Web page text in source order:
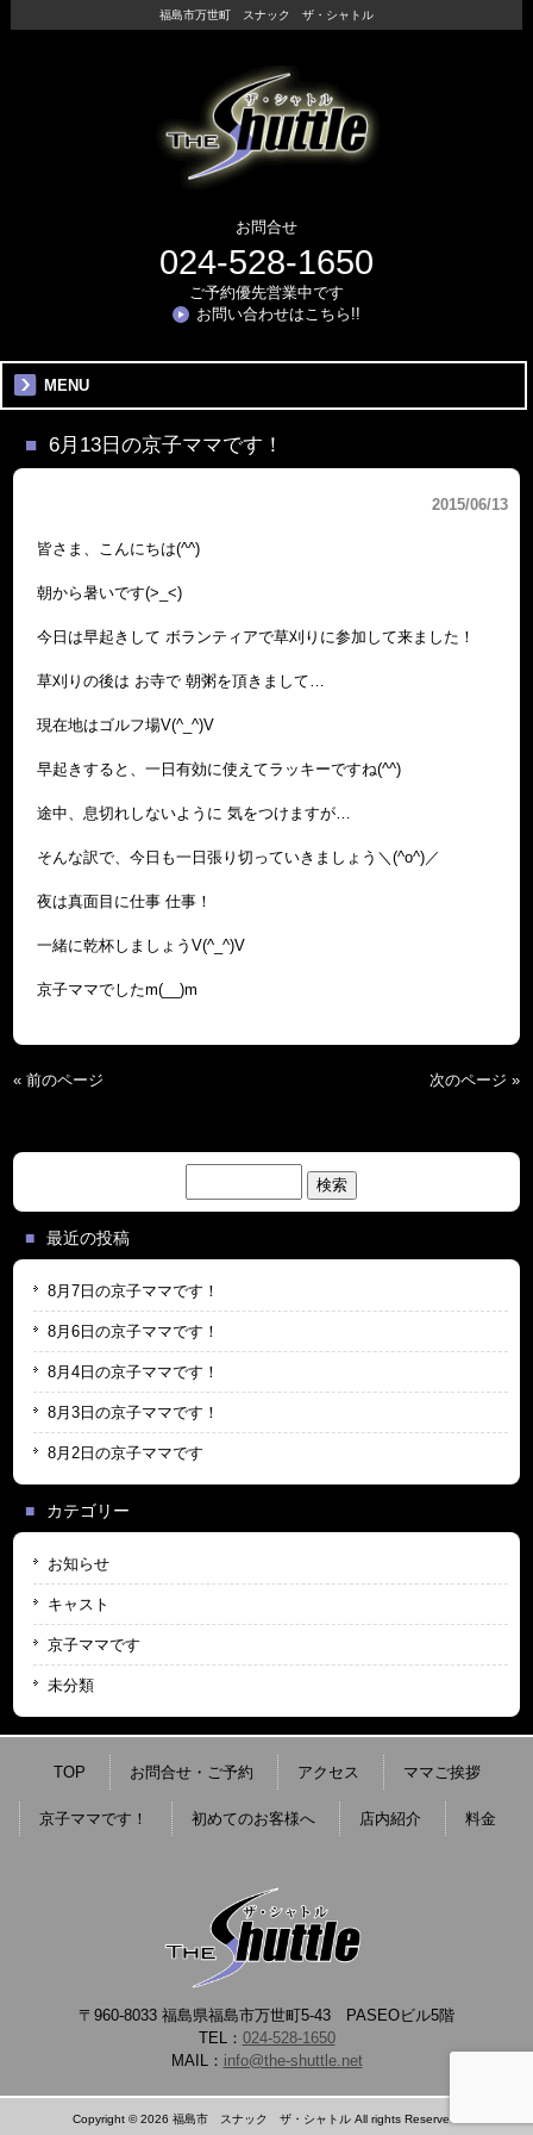
福島市万世町 スナック ザ・シャトル
お問合せ
024-528-1650
ご予約優先営業中です
お問い合わせはこちら!!
MENU
6月13日の京子ママです！
2015/06/13
皆さま、こんにちは(^^)
朝から暑いです(>_<)
今日は早起きして ボランティアで草刈りに参加して来ました！
草刈りの後は お寺で 朝粥を頂きまして…
現在地はゴルフ場V(^_^)V
早起きすると、一日有効に使えてラッキーですね(^^)
途中、息切れしないように 気をつけますが…
そんな訳で、今日も一日張り切っていきましょう＼(^o^)／
夜は真面目に仕事 仕事！
一緒に乾杯しましょうV(^_^)V
京子ママでしたm(__)m
« 前のページ 次のページ »
索:
最近の投稿
8月7日の京子ママです！
8月6日の京子ママです！
8月4日の京子ママです！
8月3日の京子ママです！
8月2日の京子ママです
カテゴリー
お知らせ
キャスト
京子ママです
未分類
TOP お問合せ・ご予約 アクセス ママご挨拶
京子ママです！ 初めてのお客様へ 店内紹介 料金
〒960-8033 福島県福島市万世町5-43 PASEOビル5階
TEL： 024-528-1650
MAIL： info@the-shuttle.net
Copyright © 2026 福島市 スナック ザ・シャトル All rights Reserved.